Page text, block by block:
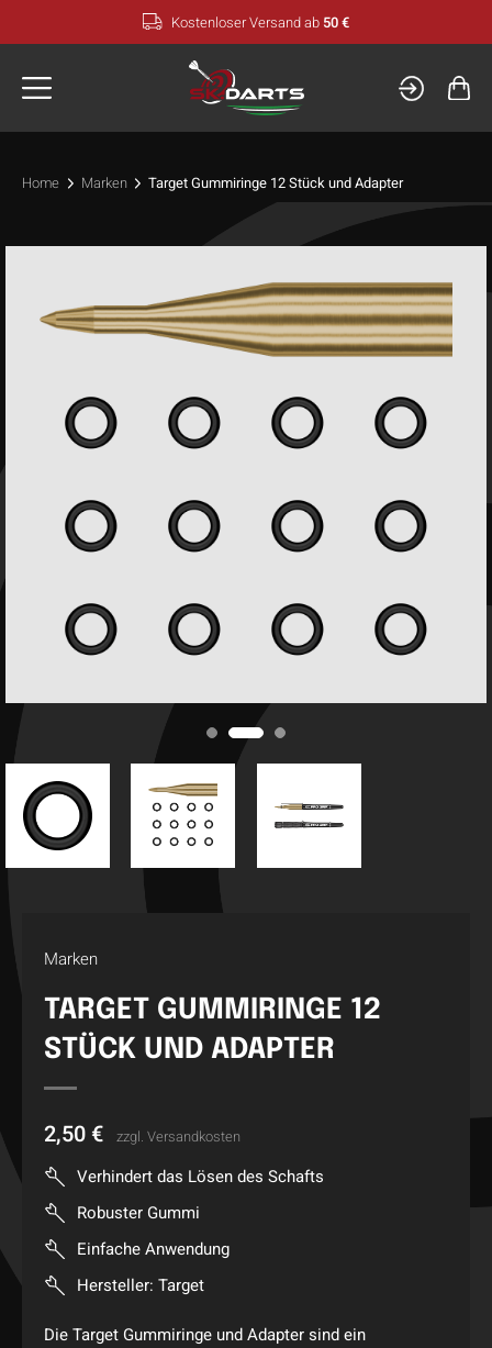
Inhalt
Kostenloser Versand ab 50 €
Home Marken Target Gummiringe 12 Stück und Adapter
Marken
TARGET GUMMIRINGE 12
STÜCK UND ADAPTER
2,50 € zzgl. Versandkosten
Verhindert das Lösen des Schafts
Robuster Gummi
Einfache Anwendung
Hersteller: Target
Die Target Gummiringe und Adapter sind ein